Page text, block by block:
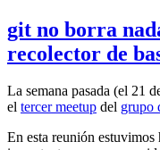
git no borra
recolector de
La semana pasada (el 21
el tercer meetup del grupo
En esta reunión